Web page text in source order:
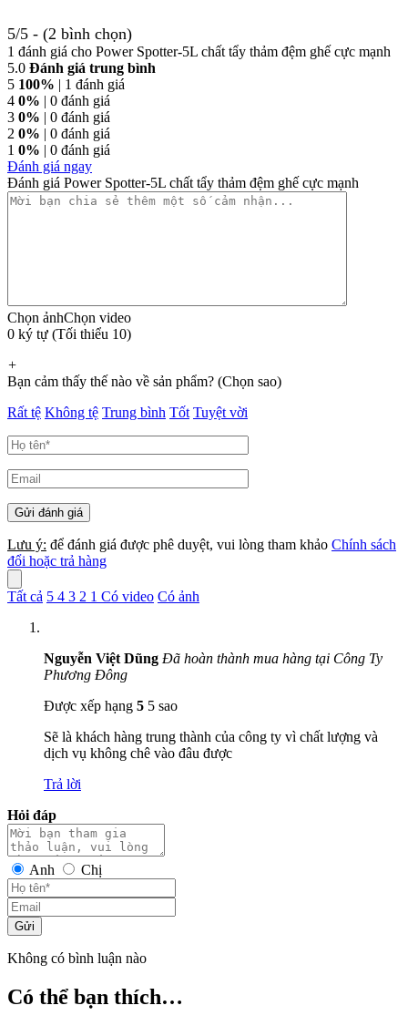
5/5 - (2 bình chọn)
1 đánh giá cho Power Spotter-5L chất tẩy thảm đệm ghế cực mạnh
5.0 Đánh giá trung bình
5 100% | 1 đánh giá
4 0% | 0 đánh giá
3 0% | 0 đánh giá
2 0% | 0 đánh giá
1 0% | 0 đánh giá
Đánh giá ngay
Đánh giá Power Spotter-5L chất tẩy thảm đệm ghế cực mạnh
Chọn ảnhChọn video
0 ký tự (Tối thiểu 10)
+
Bạn cảm thấy thế nào về sản phẩm? (Chọn sao)
Rất tệ Không tệ Trung bình Tốt Tuyệt vời
Lưu ý: để đánh giá được phê duyệt, vui lòng tham khảo Chính sách
đổi hoặc trả hàng
Tất cả 5 4 3 2 1 Có video Có ảnh
Nguyễn Việt Dũng Đã hoàn thành mua hàng tại Công Ty
Phương Đông
Được xếp hạng 5 5 sao
Sẽ là khách hàng trung thành của công ty vì chất lượng và
dịch vụ không chê vào đâu được
Trả lời
Hỏi đáp
Anh Chị
Gửi
Không có bình luận nào
Có thể bạn thích…